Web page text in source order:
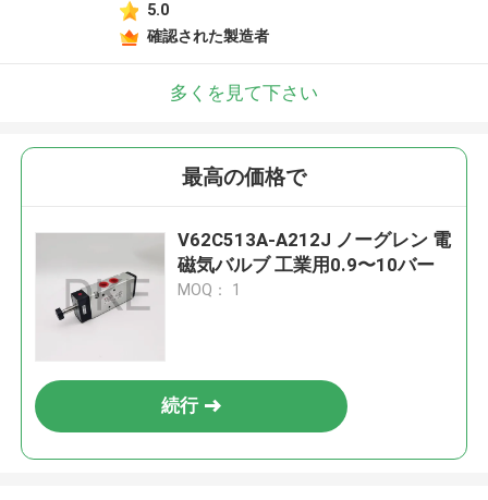
5.0
確認された製造者
多くを見て下さい
最高の価格で
V62C513A-A212J ノーグレン 電
磁気バルブ 工業用0.9〜10バー
MOQ： 1
続行